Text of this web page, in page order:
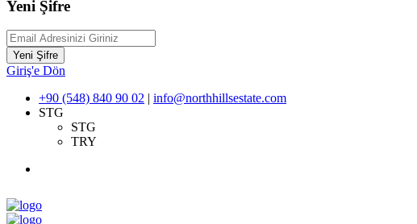
Yeni Şifre
Yeni Şifre
Giriş'e Dön
+90 (548) 840 90 02 | info@northhillsestate.com
STG
STG
TRY